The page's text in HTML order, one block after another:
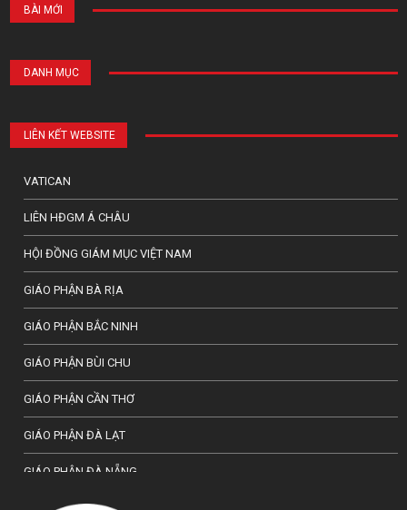
BÀI MỚI
DANH MỤC
LIÊN KẾT WEBSITE
VATICAN
LIÊN HĐGM Á CHÂU
HỘI ĐỒNG GIÁM MỤC VIỆT NAM
GIÁO PHẬN BÀ RỊA
GIÁO PHẬN BẮC NINH
GIÁO PHẬN BÙI CHU
GIÁO PHẬN CẦN THƠ
GIÁO PHẬN ĐÀ LẠT
GIÁO PHẬN ĐÀ NẴNG